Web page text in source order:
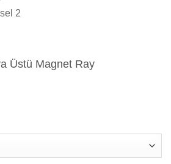
Üstü Magnet Ray